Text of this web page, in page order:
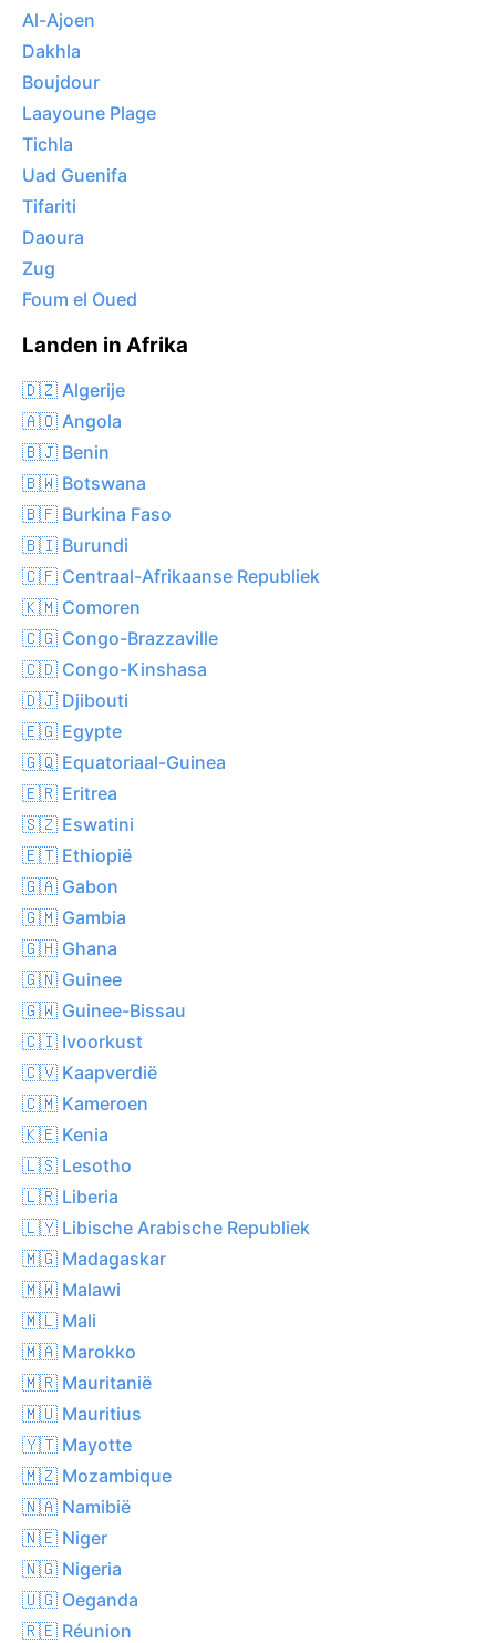
Al-Ajoen
Dakhla
Boujdour
Laayoune Plage
Tichla
Uad Guenifa
Tifariti
Daoura
Zug
Foum el Oued
Landen in Afrika
🇩🇿 Algerije
🇦🇴 Angola
🇧🇯 Benin
🇧🇼 Botswana
🇧🇫 Burkina Faso
🇧🇮 Burundi
🇨🇫 Centraal-Afrikaanse Republiek
🇰🇲 Comoren
🇨🇬 Congo-Brazzaville
🇨🇩 Congo-Kinshasa
🇩🇯 Djibouti
🇪🇬 Egypte
🇬🇶 Equatoriaal-Guinea
🇪🇷 Eritrea
🇸🇿 Eswatini
🇪🇹 Ethiopië
🇬🇦 Gabon
🇬🇲 Gambia
🇬🇭 Ghana
🇬🇳 Guinee
🇬🇼 Guinee-Bissau
🇨🇮 Ivoorkust
🇨🇻 Kaapverdië
🇨🇲 Kameroen
🇰🇪 Kenia
🇱🇸 Lesotho
🇱🇷 Liberia
🇱🇾 Libische Arabische Republiek
🇲🇬 Madagaskar
🇲🇼 Malawi
🇲🇱 Mali
🇲🇦 Marokko
🇲🇷 Mauritanië
🇲🇺 Mauritius
🇾🇹 Mayotte
🇲🇿 Mozambique
🇳🇦 Namibië
🇳🇪 Niger
🇳🇬 Nigeria
🇺🇬 Oeganda
🇷🇪 Réunion